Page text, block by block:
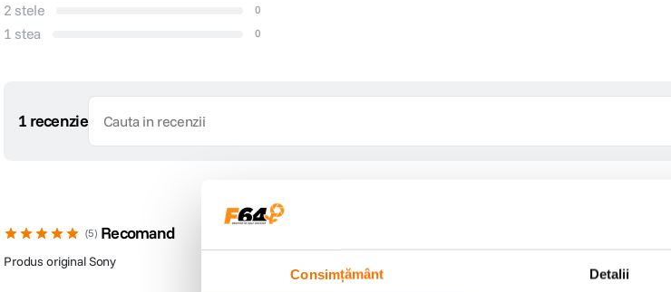
Consimțământ Detalii
2 stele 0
1 stea 0
1 recenzie
5 Recomand
Produs original Sony